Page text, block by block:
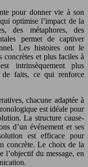
pour donner vie à son
optimise l’impact de la
des métaphores, des
permet de captiver
Les histoires ont le
concrètes et plus faciles à
intrinsèquement plus
de faits, ce qui renforce
chacune adaptée à
est idéale pour
La structure cause-
d’un événement et ses
est efficace pour
concrète. Le choix de la
l’objectif du message, en